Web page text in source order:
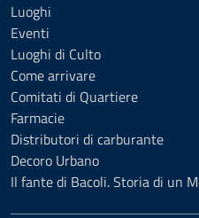
Luoghi
Eventi
Luoghi di Culto
Come arrivare
Comitati di Quartiere
Farmacie
Distributori di carburante
Decoro Urbano
Il fante di Bacoli. Storia di un